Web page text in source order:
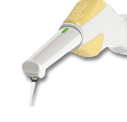
Information om din sundhed
Artikler, posts og indlæg
Man skal huske at passe sin have
Nationale publikationer
Patient information
Om klinikken
Tandlæge Lyngby Badeanstalt
videnskabelige artikler
Internationale publikationer